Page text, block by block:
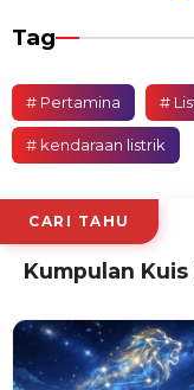
Tag
# Pertamina #
# kendaraan listrik
CARI TAHU
Kumpulan